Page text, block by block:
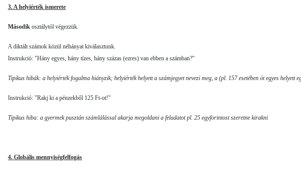
3. A helyiérték ismerete
Második osztálytól végezzük.
A diktált számok közül néhányat kiválasztunk.
Instrukció: "Hány egyes, hány tízes, hány százas (ezres) van ebben a számban?"
Tipikus hibák: a helyiérték fogalma hiányzik; helyiérték helyett a számjegyet nevezi meg, a (pl. 157 esetében öt egyes
Instrukció: "Rakj ki a pénzekből 125 Ft-ot!"
Tipikus hiba: a gyermek pusztán számlálással akarja megoldani a feladatot pl. 25 egyforintost szeretne kirakni
4. Globális mennyiségfelfogás